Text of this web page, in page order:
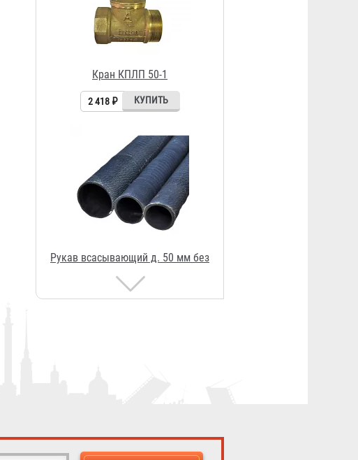
Рукав всасывающий д. 50 мм без
головок
Головка муфтовая ГМ-50
145 ₽